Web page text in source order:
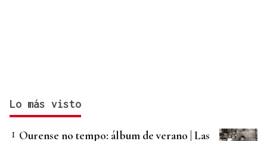
Lo más visto
Ourense no tempo: álbum de verano | Las